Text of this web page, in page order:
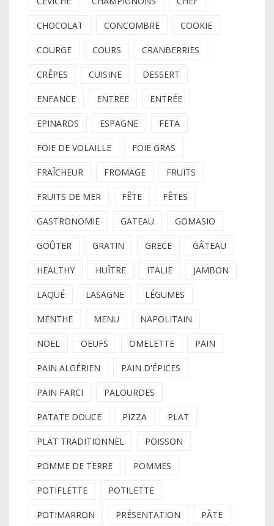
CHOCOLAT CONCOMBRE COOKIE
COURGE COURS CRANBERRIES
CRÊPES CUISINE DESSERT
ENFANCE ENTREE ENTRÉE
EPINARDS ESPAGNE FETA
FOIE DE VOLAILLE FOIE GRAS
FRAÎCHEUR FROMAGE FRUITS
FRUITS DE MER FÊTE FÊTES
GASTRONOMIE GATEAU GOMASIO
GOÛTER GRATIN GRECE GÂTEAU
HEALTHY HUÎTRE ITALIE JAMBON
LAQUÉ LASAGNE LÉGUMES
MENTHE MENU NAPOLITAIN
NOEL OEUFS OMELETTE PAIN
PAIN ALGÉRIEN PAIN D'ÉPICES
PAIN FARCI PALOURDES
PATATE DOUCE PIZZA PLAT
PLAT TRADITIONNEL POISSON
POMME DE TERRE POMMES
POTIFLETTE POTILETTE
POTIMARRON PRÉSENTATION PÂTE